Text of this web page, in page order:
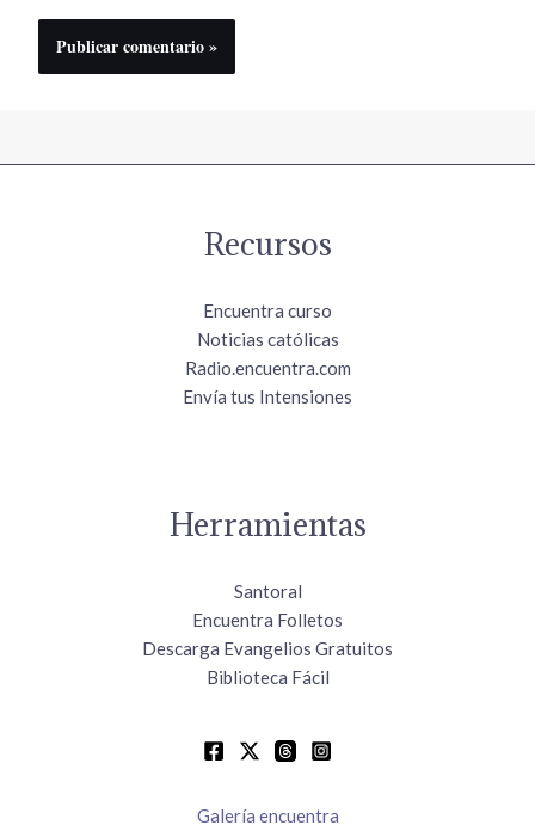
Recursos
Encuentra curso
Noticias católicas
Radio.encuentra.com
Envía tus Intensiones
Herramientas
Santoral
Encuentra Folletos
Descarga Evangelios Gratuitos
Biblioteca Fácil
Galería encuentra